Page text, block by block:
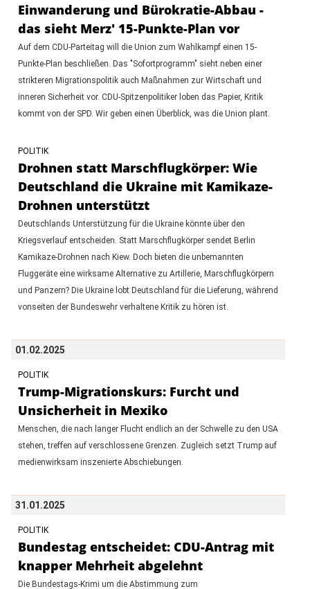
Einwanderung und Bürokratie-Abbau -
das sieht Merz' 15-Punkte-Plan vor
Auf dem CDU-Parteitag will die Union zum Wahlkampf einen 15-
Punkte-Plan beschließen. Das "Sofortprogramm" sieht neben einer
strikteren Migrationspolitik auch Maßnahmen zur Wirtschaft und
inneren Sicherheit vor. CDU-Spitzenpolitiker loben das Papier, Kritik
kommt von der SPD. Wir geben einen Überblick, was die Union plant.
POLITIK
Drohnen statt Marschflugkörper: Wie
Deutschland die Ukraine mit Kamikaze-
Drohnen unterstützt
Deutschlands Unterstützung für die Ukraine könnte über den
Kriegsverlauf entscheiden. Statt Marschflugkörper sendet Berlin
Kamikaze-Drohnen nach Kiew. Doch bieten die unbemannten
Fluggeräte eine wirksame Alternative zu Artillerie, Marschflugkörpern
und Panzern? Die Ukraine lobt Deutschland für die Lieferung, während
vonseiten der Bundeswehr verhaltene Kritik zu hören ist.
01.02.2025
POLITIK
Trump-Migrationskurs: Furcht und
Unsicherheit in Mexiko
Menschen, die nach langer Flucht endlich an der Schwelle zu den USA
stehen, treffen auf verschlossene Grenzen. Zugleich setzt Trump auf
medienwirksam inszenierte Abschiebungen.
31.01.2025
POLITIK
Bundestag entscheidet: CDU-Antrag mit
knapper Mehrheit abgelehnt
Die Bundestags-Krimi um die Abstimmung zum